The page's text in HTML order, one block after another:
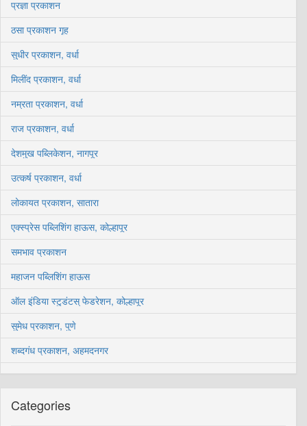
प्रज्ञा प्रकाशन
ठसा प्रकाशन गृह
सुधीर प्रकाशन, वर्धा
मिलींद प्रकाशन, वर्धा
नम्रता प्रकाशन, वर्धा
राज प्रकाशन, वर्धा
देशमुख पब्लिकेशन, नागपूर
उत्कर्ष प्रकाशन, वर्धा
लोकायत प्रकाशन, सातारा
एक्स्प्रेस पब्लिशिंग हाऊस, कोल्हापूर
समभाव प्रकाशन
महाजन पब्लिशिंग हाऊस
ऑल इंडिया स्टुडंटस् फेडरेशन, कोल्हापूर
सुमेध प्रकाशन, पुणे
शब्दगंध प्रकाशन, अहमदनगर
Categories